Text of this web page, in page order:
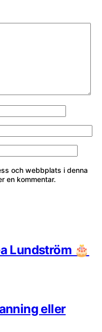
och webbplats i denna
en kommentar.
Lundström 🎂
eller